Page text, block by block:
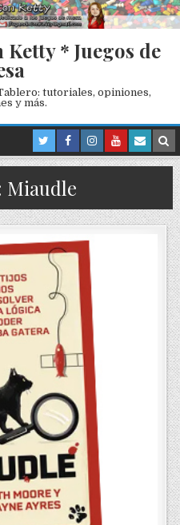
* Juegos de
tutoriales, opiniones,
y más.
Miaudle